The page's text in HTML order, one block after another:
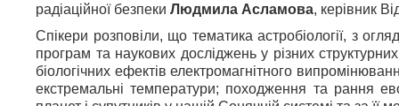
радіаційної безпеки Людмила Асламова, керівник
Спікери розповіли, що тематика астробіології, з
програм та наукових досліджень у різних
біологічних ефектів електромагнітного
екстремальні температури; походження та рання